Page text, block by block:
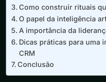
Como construir rituais
O papel da inteligência
A importância da
Dicas práticas para uma
CRM
Conclusão